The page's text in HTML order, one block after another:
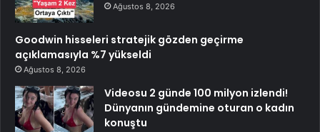
Ağustos 8, 2026
Goodwin hisseleri stratejik gözden geçirme
açıklamasıyla %7 yükseldi
Ağustos 8, 2026
Videosu 2 günde 100 milyon izlendi!
Dünyanın gündemine oturan o kadın
konuştu